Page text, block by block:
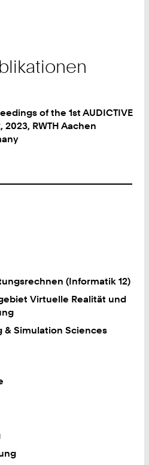
of the 1st AUDICTIVE
RWTH Aachen
(Informatik 12)
Virtuelle Realität und
Simulation Sciences